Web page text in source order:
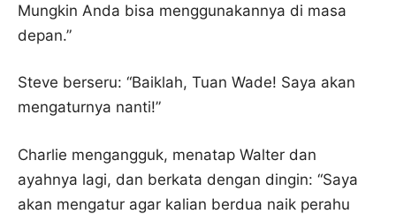
Mungkin Anda bisa menggunakannya di masa
depan.”
Steve berseru: “Baiklah, Tuan Wade! Saya akan
mengaturnya nanti!”
Charlie mengangguk, menatap Walter dan
ayahnya lagi, dan berkata dengan dingin: “Saya
akan mengatur agar kalian berdua naik perahu